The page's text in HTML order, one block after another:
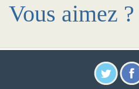
Vous aimez